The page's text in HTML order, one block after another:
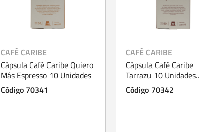
CAFÉ CARIBE
Cápsula Café Caribe Quiero
Más Espresso 10 Unidades
Código 70341
CAFÉ CARIBE
Cápsula Café Caribe
Tarrazu 10 Unidades
Arábico
Código 70342